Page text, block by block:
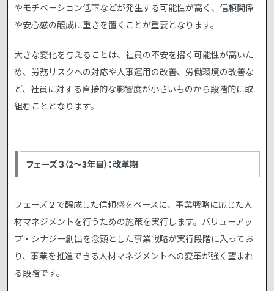
やモチベーション低下などが発生する可能性が高く、信頼関係
や安心感の醸成に重きを置くことが重要となります。
大きな変化を与えることは、社員の不安を招く可能性が高いた
め、労務リスクへの対応や人事運用の改善、労働環境の改善な
ど、社員に対する直接的な影響度が小さいものから段階的に取
組むこととなります。
フェーズ３（2～3年目）：改革期
フェーズ２で醸成した信頼感をベースに、事業戦略に応じた人
材マネジメントを行うための施策を実行します。バリューアッ
プ・シナジー創出を念頭とした事業戦略が実行段階に入ってお
り、事業を推進できる人材マネジメントへの変革が強く望まれ
る段階です。